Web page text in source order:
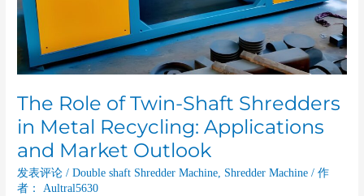
The Role of Twin-Shaft Shredders
in Metal Recycling: Applications
and Market Outlook
发表评论 /Double shaft Shredder Machine, Shredder Machine / 作
者：
Aultral5630
Market
Outlook